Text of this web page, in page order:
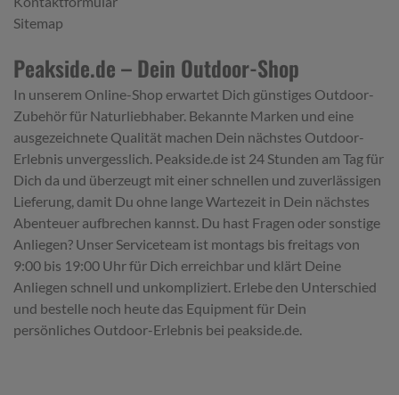
Sitemap
Peakside.de – Dein Outdoor-Shop
In unserem Online-Shop erwartet Dich günstiges Outdoor-
Zubehör für Naturliebhaber. Bekannte Marken und eine
ausgezeichnete Qualität machen Dein nächstes Outdoor-
Erlebnis unvergesslich. Peakside.de ist 24 Stunden am Tag für
Dich da und überzeugt mit einer schnellen und zuverlässigen
Lieferung, damit Du ohne lange Wartezeit in Dein nächstes
Abenteuer aufbrechen kannst. Du hast Fragen oder sonstige
Anliegen? Unser Serviceteam ist montags bis freitags von
9:00 bis 19:00 Uhr für Dich erreichbar und klärt Deine
Anliegen schnell und unkompliziert. Erlebe den Unterschied
und bestelle noch heute das Equipment für Dein
persönliches Outdoor-Erlebnis bei peakside.de.